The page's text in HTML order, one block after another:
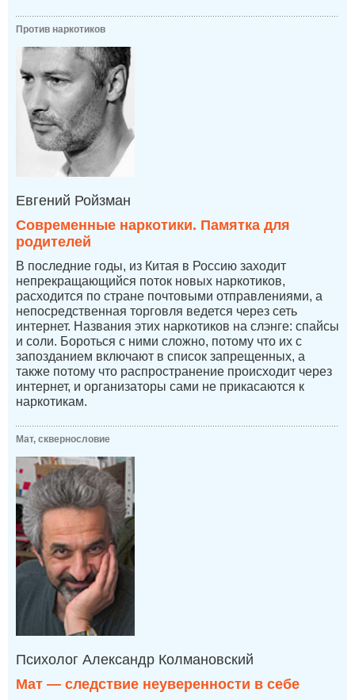
Против наркотиков
Евгений Ройзман
Современные наркотики. Памятка для
родителей
В последние годы, из Китая в Россию заходит
непрекращающийся поток новых наркотиков,
расходится по стране почтовыми отправлениями, а
непосредственная торговля ведется через сеть
интернет. Названия этих наркотиков на слэнге: спайсы
и соли. Бороться с ними сложно, потому что их с
запозданием включают в список запрещенных, а
также потому что распространение происходит через
интернет, и организаторы сами не прикасаются к
наркотикам.
Мат, сквернословие
Психолог Александр Колмановский
Мат — следствие неуверенности в себе